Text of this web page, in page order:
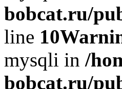
bobcat.ru/
line 10
mysqli in /
bobcat.ru/